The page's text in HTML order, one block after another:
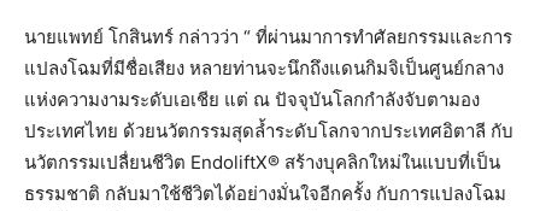
นายแพทย์ โกสินทร์ กล่าวว่า “ ที่ผ่านมาการทำศัลยกรรมและการ
แปลงโฉมที่มีชื่อเสียง หลายท่านจะนึกถึงแดนกิมจิเป็นศูนย์กลาง
แห่งความงามระดับเอเชีย แต่ ณ ปัจจุบันโลกกำลังจับตามอง
ประเทศไทย ด้วยนวัตกรรมสุดล้ำระดับโลกจากประเทศอิตาลี กับ
นวัตกรรมเปลื่ยนชีวิต EndoliftX® สร้างบุคลิกใหม่ในแบบที่เป็น
ธรรมชาติ กลับมาใช้ชีวิตได้อย่างมั่นใจอีกครั้ง กับการแปลงโฉม